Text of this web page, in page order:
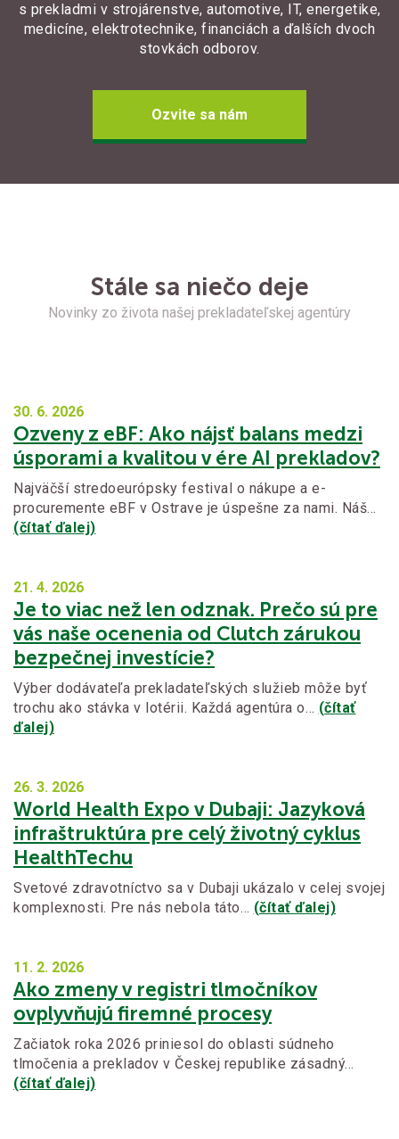
s prekladmi v strojárenstve, automotive, IT, energetike,
medicíne, elektrotechnike, financiách a ďalších dvoch
stovkách odborov.
Ozvite sa nám
Stále sa niečo deje
Novinky zo života našej prekladateľskej agentúry
30. 6. 2026
Ozveny z eBF: Ako nájsť balans medzi
úsporami a kvalitou v ére AI prekladov?
Najväčší stredoeurópsky festival o nákupe a e-
procuremente eBF v Ostrave je úspešne za nami. Náš…
(čítať ďalej)
21. 4. 2026
Je to viac než len odznak. Prečo sú pre
vás naše ocenenia od Clutch zárukou
bezpečnej investície?
Výber dodávateľa prekladateľských služieb môže byť
trochu ako stávka v lotérii. Každá agentúra o… (čítať
ďalej)
26. 3. 2026
World Health Expo v Dubaji: Jazyková
infraštruktúra pre celý životný cyklus
HealthTechu
Svetové zdravotníctvo sa v Dubaji ukázalo v celej svojej
komplexnosti. Pre nás nebola táto… (čítať ďalej)
11. 2. 2026
Ako zmeny v registri tlmočníkov
ovplyvňujú firemné procesy
Začiatok roka 2026 priniesol do oblasti súdneho
tlmočenia a prekladov v Českej republike zásadný…
(čítať ďalej)